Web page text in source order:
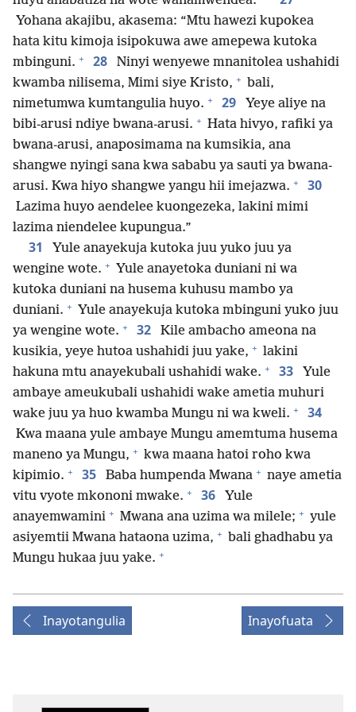
Yohana akajibu, akasema: “Mtu hawezi kupokea
hata kitu kimoja isipokuwa awe amepewa kutoka
mbinguni. + 28
Ninyi wenyewe mnanitolea ushahidi
kwamba nilisema, Mimi siye Kristo, + bali,
nimetumwa kumtangulia huyo. + 29
Yeye aliye na
bibi-arusi ndiye bwana-arusi. + Hata hivyo, rafiki ya
bwana-arusi, anaposimama na kumsikia, ana
shangwe nyingi sana kwa sababu ya sauti ya bwana-
arusi. Kwa hiyo shangwe yangu hii imejazwa. + 30
Lazima huyo aendelee kuongezeka, lakini mimi
lazima niendelee kupungua.”
31
Yule anayekuja kutoka juu yuko juu ya
wengine wote. + Yule anayetoka duniani ni wa
kutoka duniani na husema kuhusu mambo ya
duniani. + Yule anayekuja kutoka mbinguni yuko juu
ya wengine wote. + 32
Kile ambacho ameona na
kusikia, yeye hutoa ushahidi juu yake, + lakini
hakuna mtu anayekubali ushahidi wake. + 33
Yule
ambaye ameukubali ushahidi wake ametia muhuri
wake juu ya huo kwamba Mungu ni wa kweli. + 34
Kwa maana yule ambaye Mungu amemtuma husema
maneno ya Mungu, + kwa maana hatoi roho kwa
kipimio. + 35 Baba humpenda Mwana + naye ametia
vitu vyote mkononi mwake. + 36
Yule
anayemwamini + Mwana ana uzima wa milele; + yule
asiyemtii Mwana hataona uzima, + bali ghadhabu ya
Mungu hukaa juu yake. +
Inayotangulia Inayofuata